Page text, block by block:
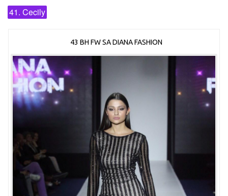
41. Cecily
43 BH FW SA DIANA FASHION